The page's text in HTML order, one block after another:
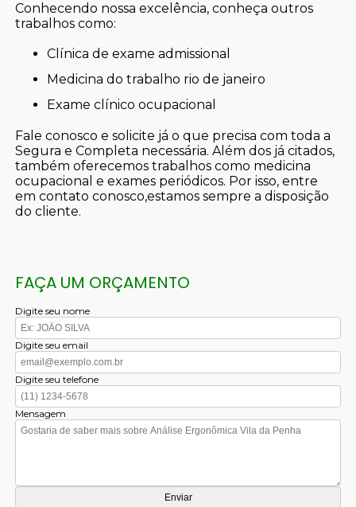
Conhecendo nossa excelência, conheça outros
trabalhos como:
clínica de exame admissional
medicina do trabalho rio de janeiro
exame clínico ocupacional
Fale conosco e solicite já o que precisa com toda a
Segura e Completa necessária. Além dos já citados,
também oferecemos trabalhos como medicina
ocupacional e exames periódicos. Por isso, entre
em contato conosco,estamos sempre a disposição
do cliente.
FAÇA UM ORÇAMENTO
Digite seu nome
Digite seu email
Digite seu telefone
Mensagem